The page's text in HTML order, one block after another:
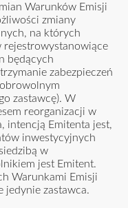
Warunków Emisji
zmiany
na których
rejestrowystanowiące
będących
zabezpieczeń
zastawcę). W
reorganizacji w
intencją Emitenta jest,
inwestycyjnych
w
jest Emitent.
Warunkami Emisji
jedynie zastawca.